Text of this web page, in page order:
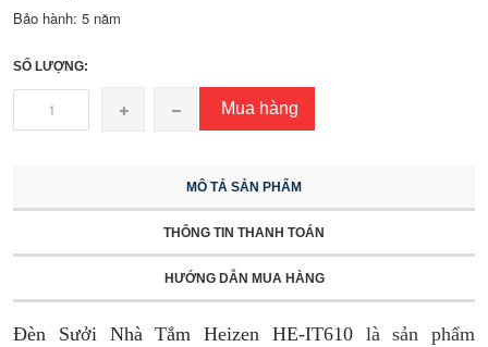
Bảo hành: 5 năm
SỐ LƯỢNG:
Mua hàng
MÔ TẢ SẢN PHẨM
THÔNG TIN THANH TOÁN
HƯỚNG DẪN MUA HÀNG
Đèn Sưởi Nhà Tắm Heizen HE-IT610là sản phẩm